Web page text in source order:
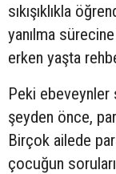
sıkışıklıkla
yanılma
erken yaşta
Peki
şeyden önce,
Birçok ailede
çocuğun